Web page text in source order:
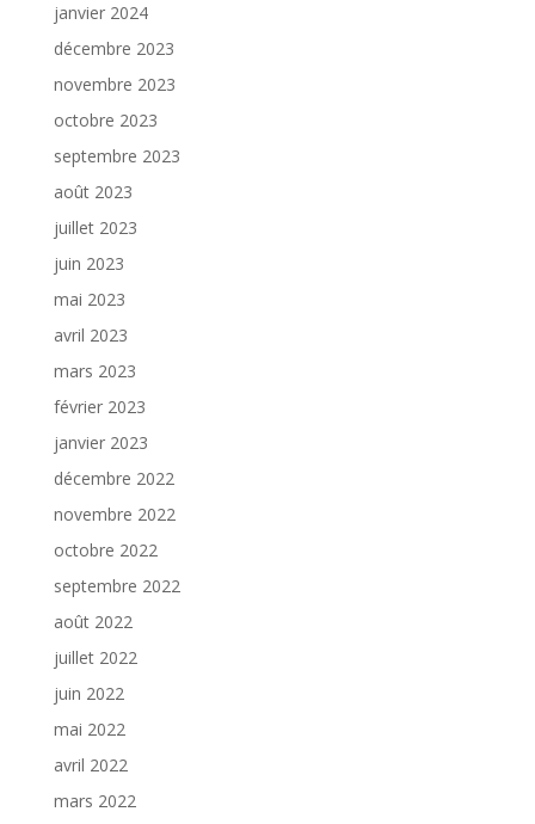
janvier 2024
décembre 2023
novembre 2023
octobre 2023
septembre 2023
août 2023
juillet 2023
juin 2023
mai 2023
avril 2023
mars 2023
février 2023
janvier 2023
décembre 2022
novembre 2022
octobre 2022
septembre 2022
août 2022
juillet 2022
juin 2022
mai 2022
avril 2022
mars 2022